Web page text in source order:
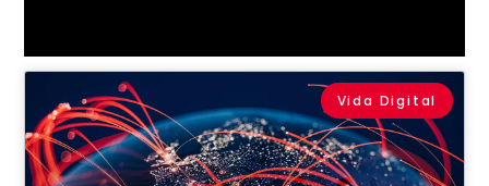
Vida Digital